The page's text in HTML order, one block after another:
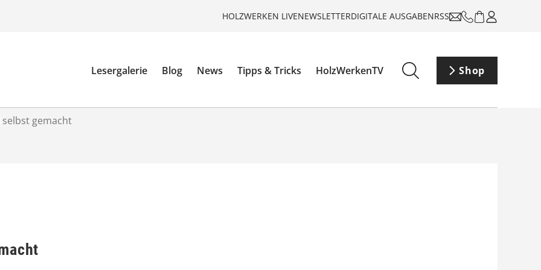
HOLZWERKEN LIVENEWSLETTERDIGITALE AUSGABENRSS
Lesergalerie Blog News Tipps & Tricks HolzWerkenTV Shop
gemacht